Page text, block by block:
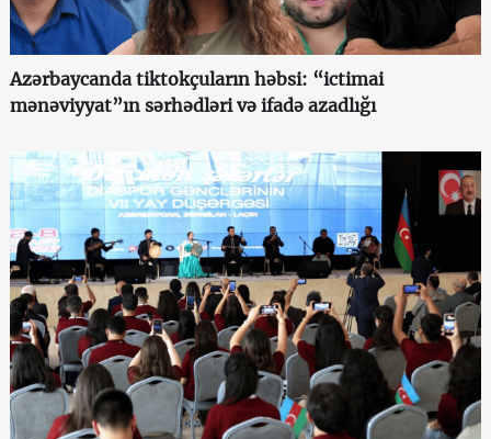
Azərbaycanda tiktokçuların həbsi: “ictimai
mənəviyyat”ın sərhədləri və ifadə azadlığı